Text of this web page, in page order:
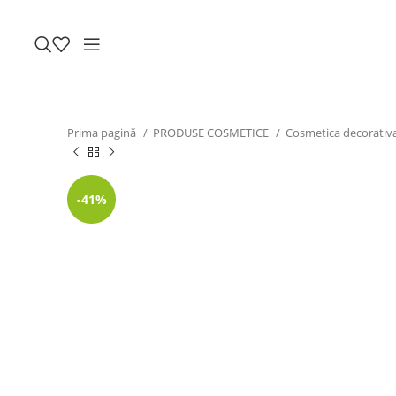
Prima pagină PRODUSE COSMETICE Cosmetica
-41%